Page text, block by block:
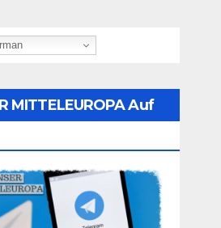
MITTELEUROPA Auf